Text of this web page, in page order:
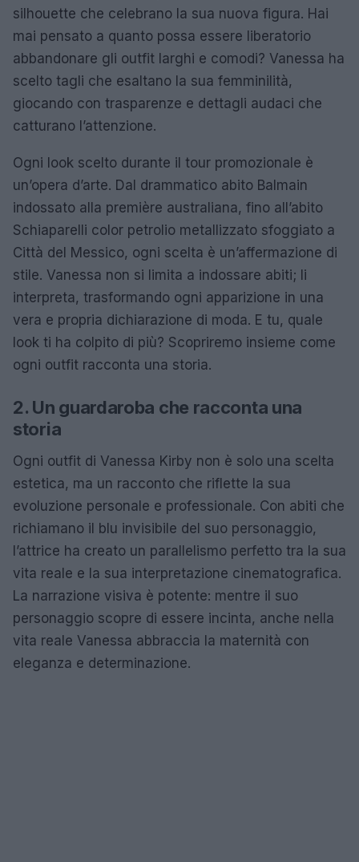
silhouette che celebrano la sua nuova figura. Hai
mai pensato a quanto possa essere liberatorio
abbandonare gli outfit larghi e comodi? Vanessa ha
scelto tagli che esaltano la sua femminilità,
giocando con trasparenze e dettagli audaci che
catturano l’attenzione.
Ogni look scelto durante il tour promozionale è
un’opera d’arte. Dal drammatico abito Balmain
indossato alla première australiana, fino all’abito
Schiaparelli color petrolio metallizzato sfoggiato a
Città del Messico, ogni scelta è un’affermazione di
stile. Vanessa non si limita a indossare abiti; li
interpreta, trasformando ogni apparizione in una
vera e propria dichiarazione di moda. E tu, quale
look ti ha colpito di più? Scopriremo insieme come
ogni outfit racconta una storia.
2. Un guardaroba che racconta una
storia
Ogni outfit di Vanessa Kirby non è solo una scelta
estetica, ma un racconto che riflette la sua
evoluzione personale e professionale. Con abiti che
richiamano il blu invisibile del suo personaggio,
l’attrice ha creato un parallelismo perfetto tra la sua
vita reale e la sua interpretazione cinematografica.
La narrazione visiva è potente: mentre il suo
personaggio scopre di essere incinta, anche nella
vita reale Vanessa abbraccia la maternità con
eleganza e determinazione.